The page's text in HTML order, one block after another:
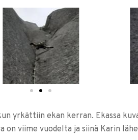
yrkättiin ekan kerran. Ekassa
viime vuodelta ja siinä Karin